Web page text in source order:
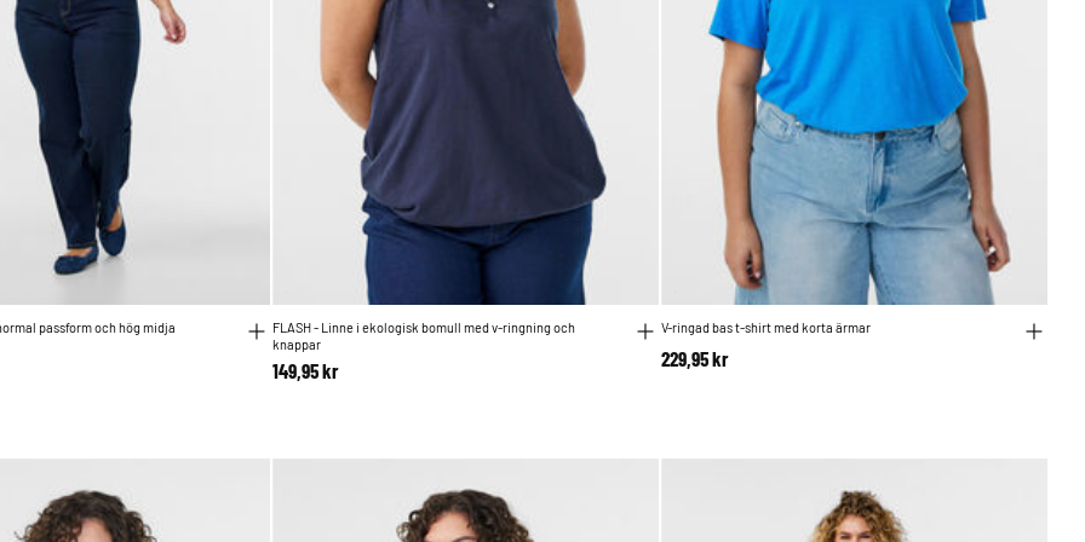
passform och hög midja
FLASH - Linne i ekologisk bomull med v-ringning och
knappar
149,95 kr
V-ringad bas t-shirt med korta ärmar
229,95 kr